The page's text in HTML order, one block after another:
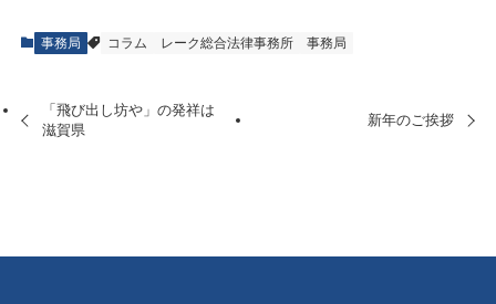
事務局 コラム レーク総合法律事務所 事務局
「飛び出し坊や」の発祥は
滋賀県
新年のご挨拶